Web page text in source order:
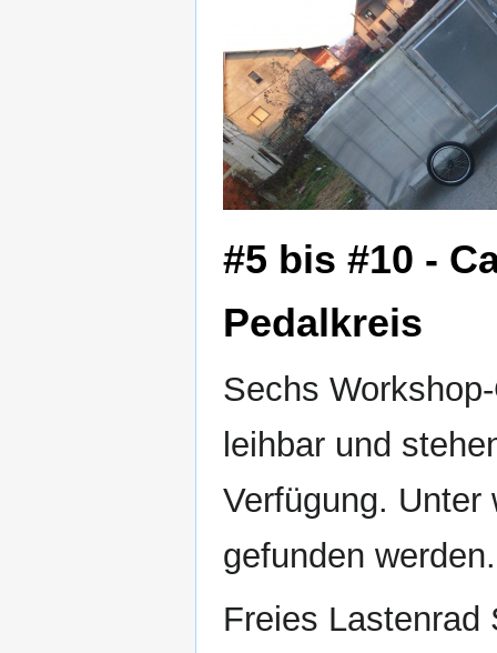
#5 bis #10 -
Pedalkreis
Sechs
leihbar und
Verfügung.
gefunden werden.
Freies Lastenrad